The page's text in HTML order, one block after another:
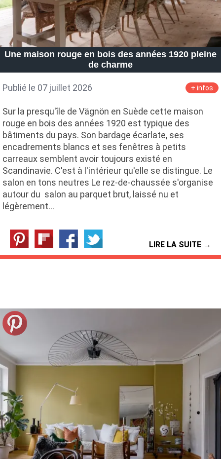
Une maison rouge en bois des années 1920 pleine
de charme
Publié le 07 juillet 2026 + infos
Sur la presqu'île de Vägnön en Suède cette maison
rouge en bois des années 1920 est typique des
bâtiments du pays. Son bardage écarlate, ses
encadrements blancs et ses fenêtres à petits
carreaux semblent avoir toujours existé en
Scandinavie. C'est à l'intérieur qu'elle se distingue. Le
salon en tons neutres Le rez-de-chaussée s'organise
autour du salon au parquet brut, laissé nu et
légèrement…
LIRE LA SUITE →